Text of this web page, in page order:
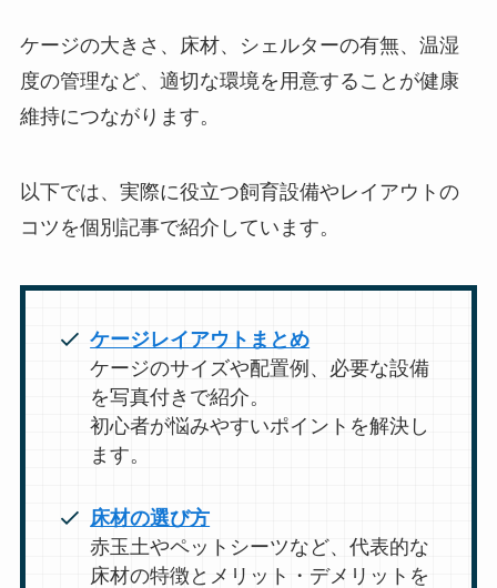
ケージの大きさ、床材、シェルターの有無、温湿
度の管理など、適切な環境を用意することが健康
維持につながります。
以下では、実際に役立つ飼育設備やレイアウトの
コツを個別記事で紹介しています。
ケージレイアウトまとめ
ケージのサイズや配置例、必要な設備
を写真付きで紹介。
初心者が悩みやすいポイントを解決し
ます。
床材の選び方
赤玉土やペットシーツなど、代表的な
床材の特徴とメリット・デメリットを